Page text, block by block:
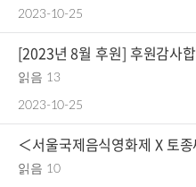
2023-10-25
[2023년 8월 후원] 후원감사
읽음 13
2023-10-25
＜서울국제음식영화제 X 토
읽음 10